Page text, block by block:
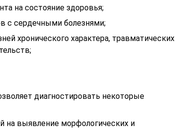
на состояние здоровья;
с сердечными болезнями;
хронического характера, травматических
диагностировать некоторые
на выявление морфологических и